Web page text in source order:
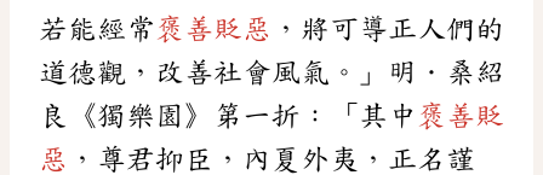
若能經常 褒善貶惡 ，將可導正人們的
道德觀，改善社會風氣。」明．桑紹
良《獨樂園》第一折：「其中 褒善貶
惡 ，尊君抑臣，內夏外夷，正名謹